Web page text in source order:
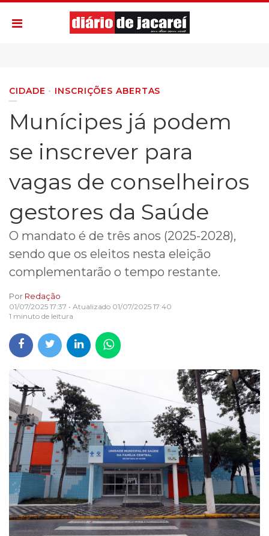
CIDADE INSCRIÇÕES ABERTAS
Munícipes já podem
se inscrever para
vagas de conselheiros
gestores da Saúde
O mandato é de três anos (2025-2028),
sendo que os eleitos nesta eleição
complementarão o tempo restante.
Por Redação
01/07/2025 17:37 • Atualizado 01/07/2025 17:40
1 minuto de leitura